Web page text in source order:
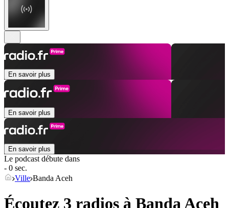
En savoir plus
En savoir plus
En savoir plus
Le podcast débute dans
- 0 sec.
Ville Banda Aceh
Écoutez 3 radios à Banda Aceh